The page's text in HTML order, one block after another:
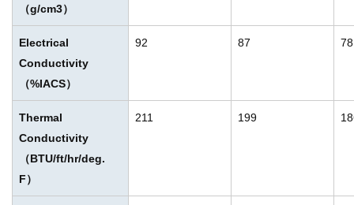
（g/cm3）
Electrical
Conductivity
（%IACS）
92 87 78
Thermal
Conductivity
（BTU/ft/hr/deg.
F）
211 199